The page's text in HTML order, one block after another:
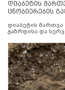
დიაბეტის
ცნობიერების
დიაბეტის
გაზრდისა და